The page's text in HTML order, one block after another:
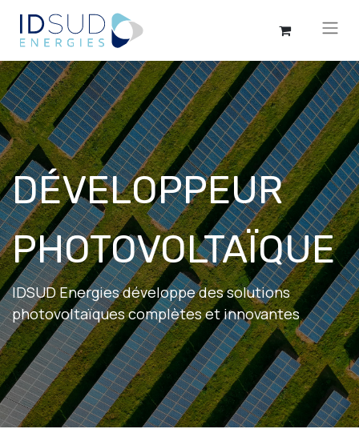
DÉVELOPPEUR
PHOTOVOLTAÏQUE
IDSUD Energies développe des solutions
photovoltaïques complètes et innovantes